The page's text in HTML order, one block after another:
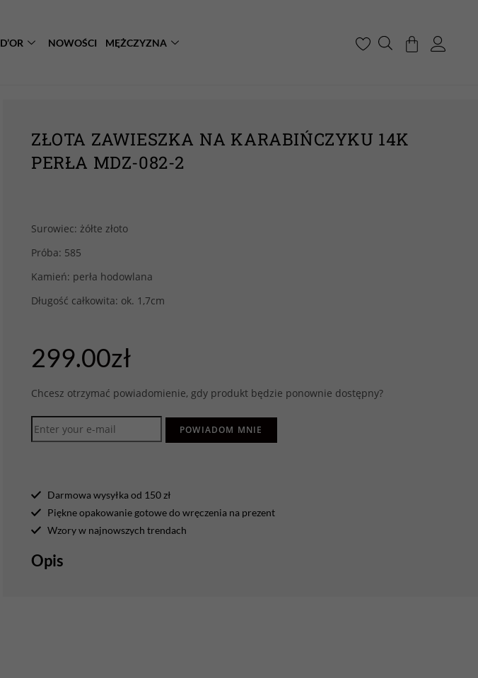
NOWOŚCI MĘŻCZYZNA
ZŁOTA ZAWIESZKA NA KARABIŃCZYKU 14K
PERŁA MDZ-082-2
Surowiec: żółte złoto
Próba: 585
Kamień: perła hodowlana
Długość całkowita: ok. 1,7cm
299.00zł
Chcesz otrzymać powiadomienie, gdy produkt będzie ponownie dostępny?
POWIADOM MNIE
Darmowa wysyłka od 150 zł
Piękne opakowanie gotowe do wręczenia na prezent
Wzory w najnowszych trendach
Opis